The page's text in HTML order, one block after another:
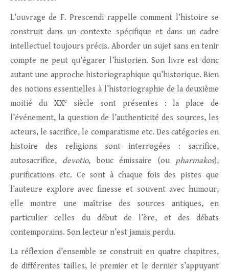
L’ouvrage de F. Prescendi rappelle comment l’histoire se
construit dans un contexte spécifique et dans un cadre
intellectuel toujours précis. Aborder un sujet sans en tenir
compte ne peut qu’égarer l’historien. Son livre est donc
autant une approche historiographique qu’historique. Bien
des notions essentielles à l’historiographie de la deuxième
moitié du XXe
siècle sont présentes : la place de
l’événement, la question de l’authenticité des sources, les
acteurs, le sacrifice, le comparatisme etc. Des catégories en
histoire des religions sont interrogées : sacrifice,
autosacrifice, devotio, bouc émissaire (ou pharmakos),
purifications etc. Ce sont à chaque fois des pistes que
l’auteure explore avec finesse et souvent avec humour,
elle montre une maîtrise des sources antiques, en
particulier celles du début de l’ère, et des débats
contemporains. Son lecteur n’est jamais perdu.
La réflexion d’ensemble se construit en quatre chapitres,
de différentes tailles, le premier et le dernier s’appuyant